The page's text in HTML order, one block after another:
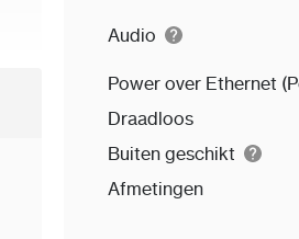
Audio
Power over Ethernet
Draadloos
Buiten geschikt
Afmetingen